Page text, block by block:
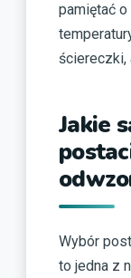
pamiętać
ściereczki,
Jakie
Wybór
to jedna z